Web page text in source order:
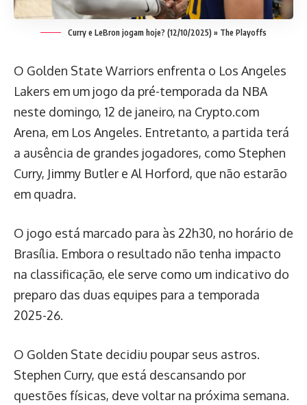
Curry e LeBron jogam hoje? (12/10/2025) » The Playoffs
O Golden State Warriors enfrenta o Los Angeles
Lakers em um jogo da pré-temporada da NBA
neste domingo, 12 de janeiro, na Crypto.com
Arena, em Los Angeles. Entretanto, a partida terá
a ausência de grandes jogadores, como Stephen
Curry, Jimmy Butler e Al Horford, que não estarão
em quadra.
O jogo está marcado para às 22h30, no horário de
Brasília. Embora o resultado não tenha impacto
na classificação, ele serve como um indicativo do
preparo das duas equipes para a temporada
2025-26.
O Golden State decidiu poupar seus astros.
Stephen Curry, que está descansando por
questões físicas, deve voltar na próxima semana.